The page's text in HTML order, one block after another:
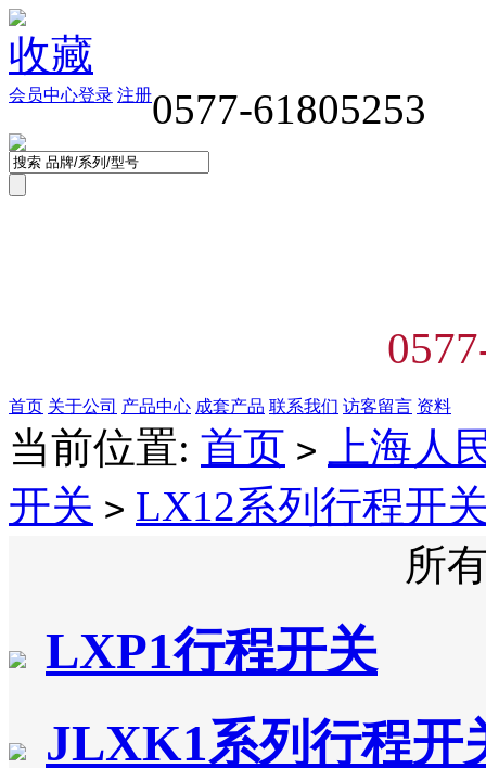
收藏
0577-61805253
登录 注册
会员中心
首页 关于公司 产品中心 成套产品 联系我们 访客留言 资料
当前位置: 首页 >
上海人
开关 > LX12系列行程开
所
LXP1行程开关
JLXK1系列行程开